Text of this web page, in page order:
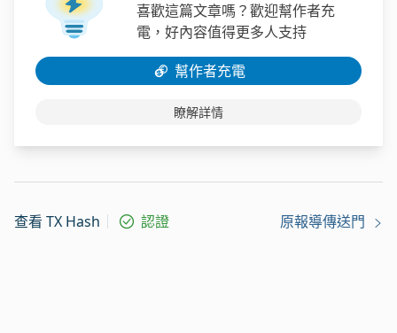
喜歡這篇文章嗎？歡迎幫作者充
電，好內容值得更多人支持
幫作者充電
瞭解詳情
查看 TX Hash 認證 原報導傳送門